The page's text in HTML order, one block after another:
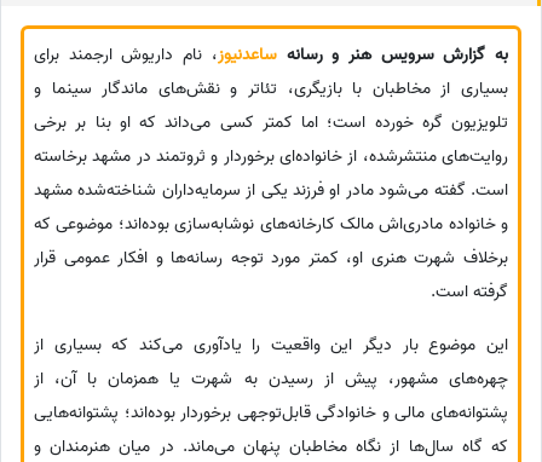
به گزارش سرویس هنر و رسانه ساعدنیوز، نام داریوش ارجمند برای
بسیاری از مخاطبان با بازیگری، تئاتر و نقش‌های ماندگار سینما و
تلویزیون گره خورده است؛ اما کمتر کسی می‌داند که او بنا بر برخی
روایت‌های منتشرشده، از خانواده‌ای برخوردار و ثروتمند در مشهد برخاسته
است. گفته می‌شود مادر او فرزند یکی از سرمایه‌داران شناخته‌شده مشهد
و خانواده مادری‌اش مالک کارخانه‌های نوشابه‌سازی بوده‌اند؛ موضوعی که
برخلاف شهرت هنری او، کمتر مورد توجه رسانه‌ها و افکار عمومی قرار
گرفته است.
این موضوع بار دیگر این واقعیت را یادآوری می‌کند که بسیاری از
چهره‌های مشهور، پیش از رسیدن به شهرت یا همزمان با آن، از
پشتوانه‌های مالی و خانوادگی قابل‌توجهی برخوردار بوده‌اند؛ پشتوانه‌هایی
که گاه سال‌ها از نگاه مخاطبان پنهان می‌ماند. در میان هنرمندان و